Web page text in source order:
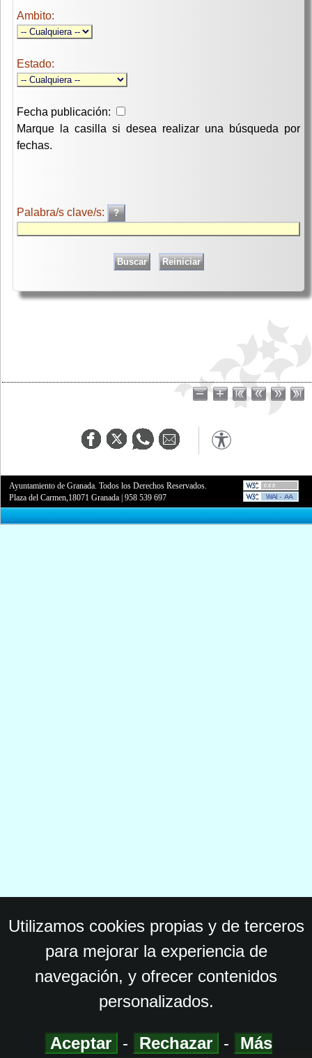
Ambito:
Estado:
Fecha publicación:
Marque la casilla si desea realizar una búsqueda por
fechas.
Palabra/s clave/s:
Ayuntamiento de Granada. Todos los Derechos Reservados.
Plaza del Carmen,18071 Granada |958 539 697
Utilizamos cookies propias y de terceros
para mejorar la experiencia de
navegación, y ofrecer contenidos
personalizados.
Aceptar - Rechazar - Más